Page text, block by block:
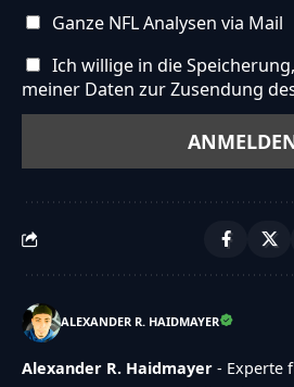
Ganze NFL Analysen via Mail
Ich willige in die
meiner Daten zur Zusendung
ALEXANDER R. HAIDMAYER
Alexander R. Haidmayer - Experte